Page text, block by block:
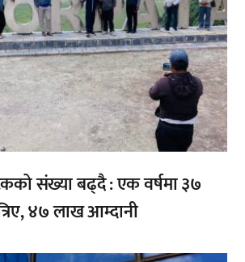
संख्या बढ्दै : एक वर्षमा ३७
४७ लाख आम्दानी